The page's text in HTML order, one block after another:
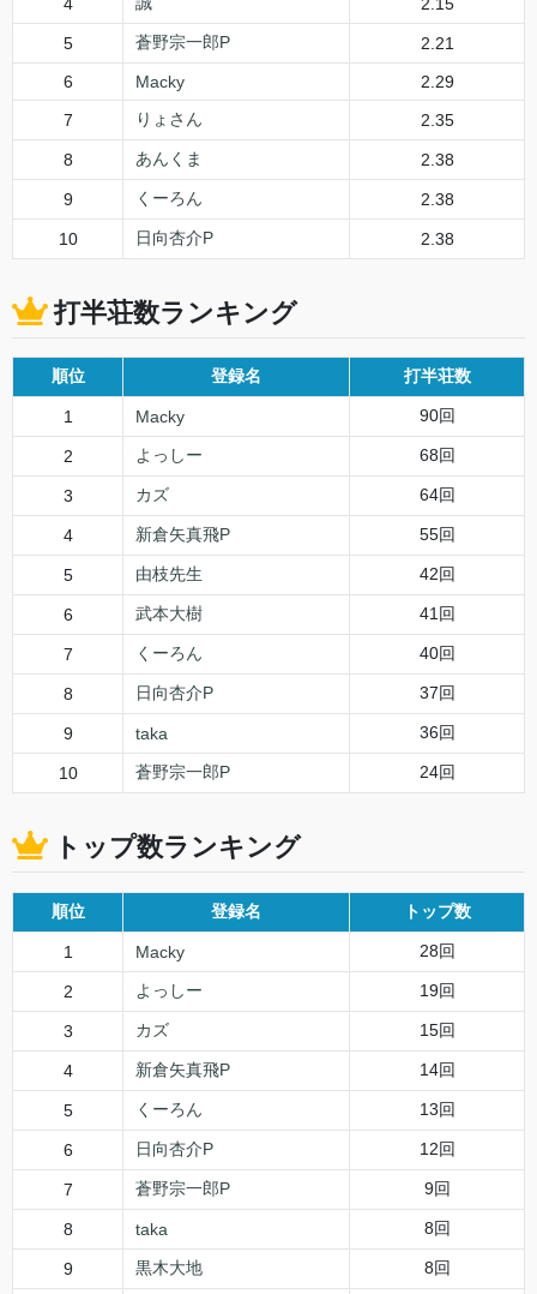
5 蒼野宗一郎P
2.21
6
Macky
2.29
7
りょさん 2.35
8 あんくま 2.38
9 くーろん 2.38
10 日向杏介P 2.38
打半荘数ランキング
順位 登録名 打半荘数
1 Macky 90回
2 よっしー 68回
3 カズ 64回
4 新倉矢真飛P 55回
5 由枝先生 42回
6 武本大樹 41回
7 くーろん 40回
8 日向杏介P 37回
9 taka 36回
10 蒼野宗一郎P 24回
トップ数ランキング
順位 登録名 トップ数
1 Macky 28回
2 よっしー 19回
3 カズ 15回
4 新倉矢真飛P 14回
5 くーろん 13回
6 日向杏介P 12回
7 蒼野宗一郎P 9回
8 taka 8回
9 黒木大地 8回